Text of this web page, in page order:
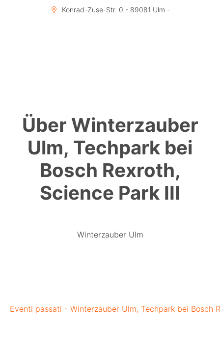
Konrad-Zuse-Str. 0 - 89081 Ulm -
Über Winterzauber
Ulm, Techpark bei
Bosch Rexroth,
Science Park III
Winterzauber Ulm
Eventi passati - Winterzauber Ulm, Techpark bei Bosch